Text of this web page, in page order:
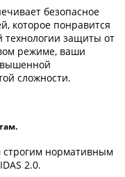
безопасное
которое понравится
технологии защиты от
режиме, ваши
сложности.
нормативным
2.0.